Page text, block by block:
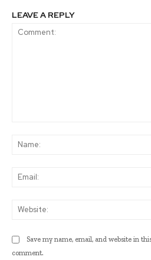
LEAVE A REPLY
Save my name, email, and website in
comment.